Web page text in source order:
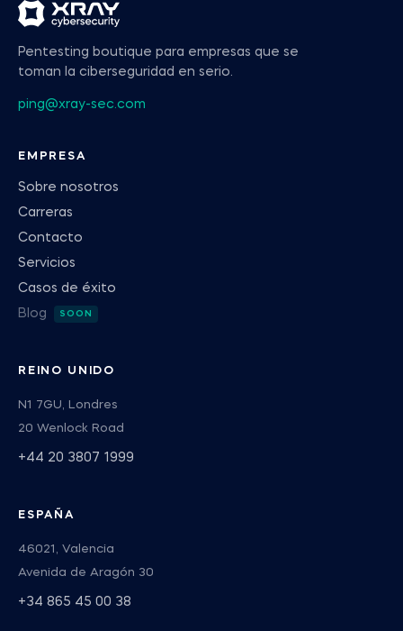
Pentesting boutique para empresas que se
toman la ciberseguridad en serio.
ping@xray-sec.com
EMPRESA
Sobre nosotros
Carreras
Contacto
Servicios
Casos de éxito
Blog
REINO UNIDO
N1 7GU, Londres
20 Wenlock Road
+44 20 3807 1999
ESPAÑA
46021, Valencia
Avenida de Aragón 30
+34 865 45 00 38